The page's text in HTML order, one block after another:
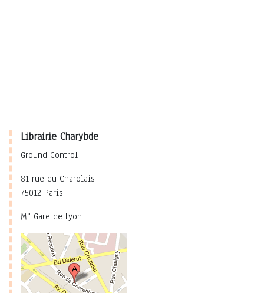
Librairie Charybde
Ground Control
81 rue du Charolais
75012 Paris
M° Gare de Lyon